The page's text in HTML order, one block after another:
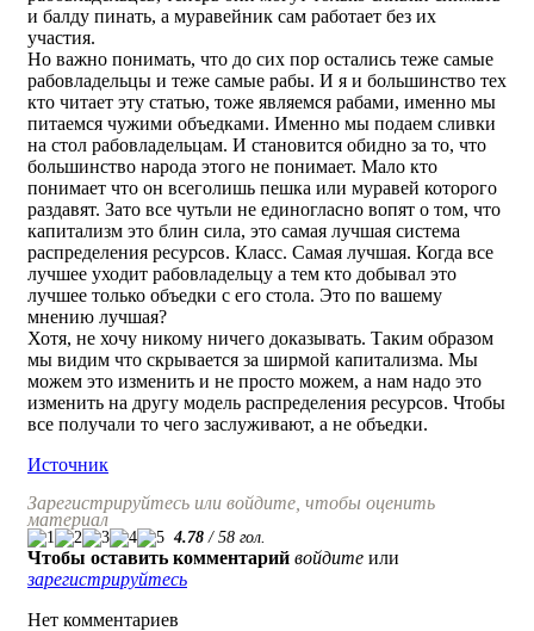
и балду пинать, а муравейник сам работает без их
участия.
Но важно понимать, что до сих пор остались теже самые
рабовладельцы и теже самые рабы. И я и большинство тех
кто читает эту статью, тоже являемся рабами, именно мы
питаемся чужими объедками. Именно мы подаем сливки
на стол рабовладельцам. И становится обидно за то, что
большинство народа этого не понимает. Мало кто
понимает что он всеголишь пешка или муравей которого
раздавят. Зато все чутьли не единогласно вопят о том, что
капитализм это блин сила, это самая лучшая система
распределения ресурсов. Класс. Самая лучшая. Когда все
лучшее уходит рабовладельцу а тем кто добывал это
лучшее только объедки с его стола. Это по вашему
мнению лучшая?
Хотя, не хочу никому ничего доказывать. Таким образом
мы видим что скрывается за ширмой капитализма. Мы
можем это изменить и не просто можем, а нам надо это
изменить на другу модель распределения ресурсов. Чтобы
все получали то чего заслуживают, а не объедки.
Источник
Зарегистрируйтесь или войдите, чтобы оценить
материал
4.78 / 58 гол.
Чтобы оставить комментарий войдите или
зарегистрируйтесь
Нет комментариев